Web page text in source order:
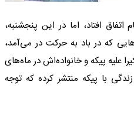
افتاد، اما در این پنجشنبه،
که در باد به حرکت در می‌آمد،
علیه پیکه و خانواده‌اش در ماه‌های
با پیکه منتشر کرده که توجه